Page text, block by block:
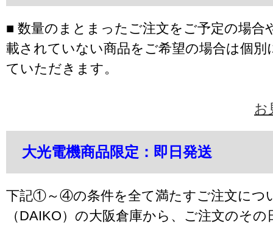
■ 数量のまとまったご注文をご予定の場合
載されていない商品をご希望の場合は個別
ていただきます。
お
大光電機商品限定：即日発送
下記①～④の条件を全て満たすご注文につ
（DAIKO）の大阪倉庫から、ご注文のそ